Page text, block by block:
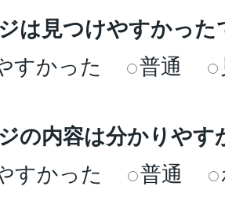
は見つけやすかった
すかった
普通
の内容は分かりやす
すかった
普通